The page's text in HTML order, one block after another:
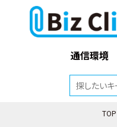
通信環境
TOP